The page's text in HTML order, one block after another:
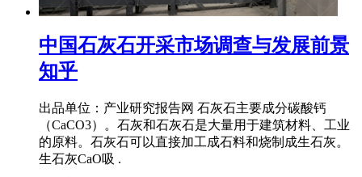
中国石灰石开采市场调查与发展前景
知乎
出品单位：产业研究报告网 石灰石主要成分碳酸钙
（CaCO3）。石灰和石灰石是大量用于建筑材料、工业
的原料。石灰石可以直接加工成石料和烧制成生石灰。
生石灰CaO吸 .